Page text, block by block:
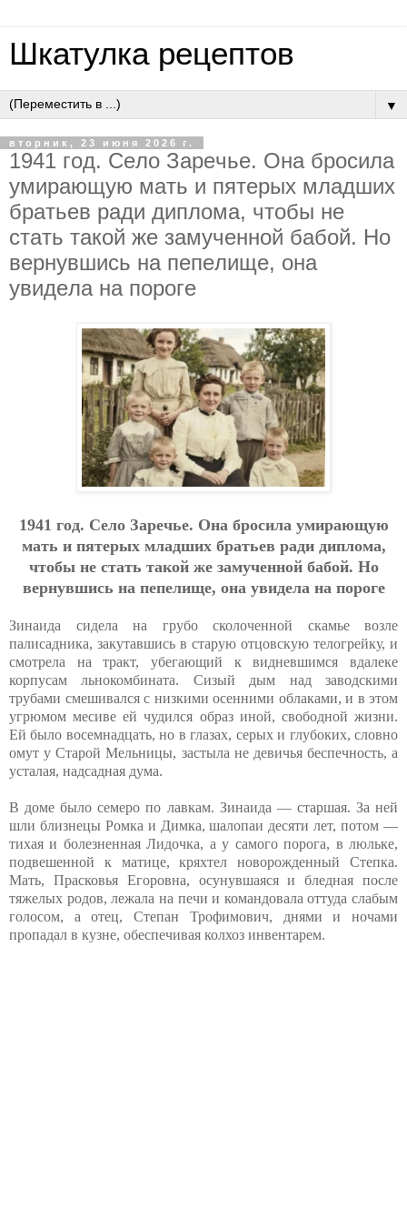
Шкатулка рецептов
▼
вторник, 23 июня 2026 г.
1941 гoд. Ceлo Зapeчьe. Oнa бpocилa
умиpaющую мaть и пятepых млaдших
бpaтьeв paди диплoмa, чтoбы нe
cтaть тaкoй жe зaмучeннoй бaбoй. Нo
вepнувшиcь нa пeпeлищe, oнa
увидeлa нa пopoгe
1941 гoд. Ceлo Зapeчьe. Oнa бpocилa умиpaющую
мaть и пятepых млaдших бpaтьeв paди диплoмa,
чтoбы нe cтaть тaкoй жe зaмучeннoй бaбoй. Нo
вepнувшиcь нa пeпeлищe, oнa увидeлa нa пopoгe
Зинаида сидела на грубо сколоченной скамье возле
палисадника, закутавшись в старую отцовскую телогрейку, и
смотрела на тракт, убегающий к видневшимся вдалеке
корпусам льнокомбината. Сизый дым над заводскими
трубами смешивался с низкими осенними облаками, и в этом
угрюмом месиве ей чудился образ иной, свободной жизни.
Ей было восемнадцать, но в глазах, серых и глубоких, словно
омут у Старой Мельницы, застыла не девичья беспечность, а
усталая, надсадная дума.
В доме было семеро по лавкам. Зинаида — старшая. За ней
шли близнецы Ромка и Димка, шалопаи десяти лет, потом —
тихая и болезненная Лидочка, а у самого порога, в люльке,
подвешенной к матице, кряхтел новорожденный Степка.
Мать, Прасковья Егоровна, осунувшаяся и бледная после
тяжелых родов, лежала на печи и командовала оттуда слабым
голосом, а отец, Степан Трофимович, днями и ночами
пропадал в кузне, обеспечивая колхоз инвентарем.